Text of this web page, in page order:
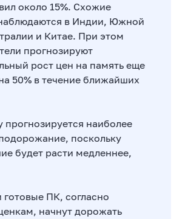
около 15%. Схожие
в Индии, Южной
и Китае. При этом
прогнозируют
рост цен на память еще
50% в течение ближайших
прогнозируется наиболее
поскольку
будет расти медленнее,
готовые ПК, согласно
начнут дорожать